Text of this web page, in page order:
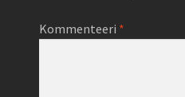
Kommenteeri *